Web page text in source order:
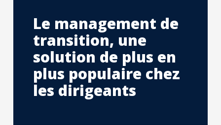
Le management de
transition, une
solution de plus en
plus populaire chez
les dirigeants